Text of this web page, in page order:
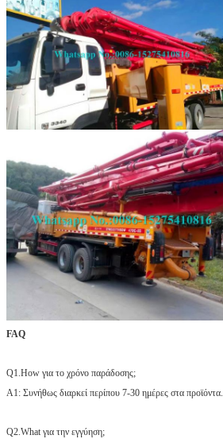
FAQ
Q1.How για το χρόνο παράδοσης;
Α1: Συνήθως διαρκεί περίπου 7-30 ημέρες στα προϊόντα.
Q2.What για την εγγύηση;